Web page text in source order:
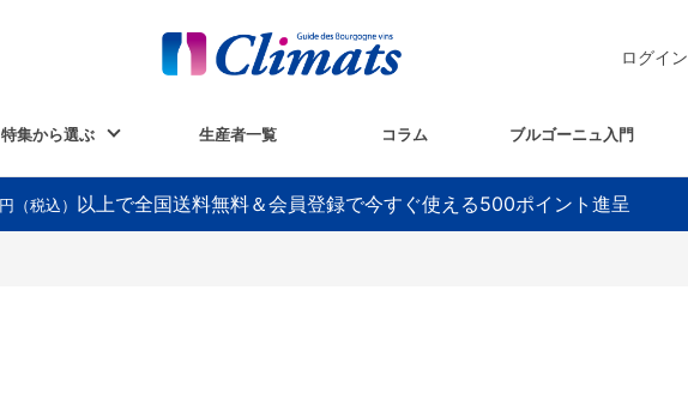
ログイン
特集から選ぶ 生産者一覧 コラム ブルゴーニュ入門
円（税込） 以上で全国送料無料＆会員登録で今すぐ使える500ポイント進呈